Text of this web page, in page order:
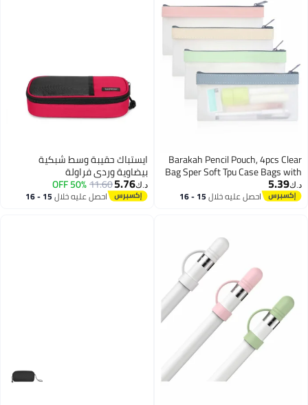
Barakah Pencil Pouch, 4pcs Clear
Bag Sper Soft Tpu Case Bags with
Zipper, Multipurpose Travel for
Office Supplies Cosmetics
د.ك‏5.39
احصل عليه خلال 15 - 16
ايستباك حقيبة وسط شبكية
بيضاوية وردي فراولة
د.ك‏5.76
11.60
50% OFF
احصل عليه خلال 15 - 16